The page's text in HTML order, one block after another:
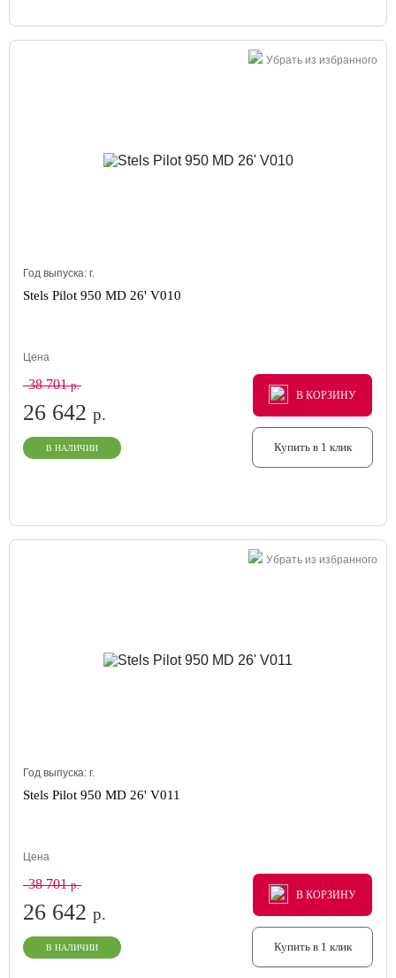
Убрать из избранного
Год выпуска: г.
Stels Pilot 950 MD 26' V010
Цена
38 701р.
26 642 р.
В НАЛИЧИИ
В КОРЗИНУ
В КОРЗИНУ
В КОРЗИНУ
Купить в 1 клик
Убрать из избранного
Год выпуска: г.
Stels Pilot 950 MD 26' V011
Цена
38 701р.
26 642 р.
В НАЛИЧИИ
В КОРЗИНУ
В КОРЗИНУ
В КОРЗИНУ
Купить в 1 клик